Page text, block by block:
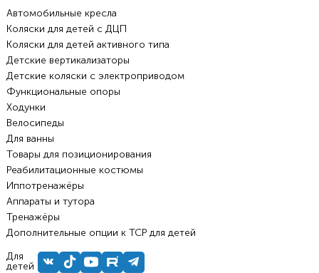
Автомобильные кресла
Коляски для детей с ДЦП
Коляски для детей активного типа
Детские вертикализаторы
Детские коляски с электроприводом
Функциональные опоры
Ходунки
Велосипеды
Для ванны
Товары для позиционирования
Реабилитационные костюмы
Иппотренажёры
Аппараты и тутора
Тренажёры
Дополнительные опции к ТСР для детей
Для
детей